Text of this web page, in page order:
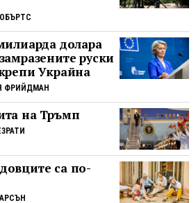
Кей
Ян е
за
на
и
дълго
време
долара
руски
Украйна
ФРИЙДМАН
на Тръмп
са по-